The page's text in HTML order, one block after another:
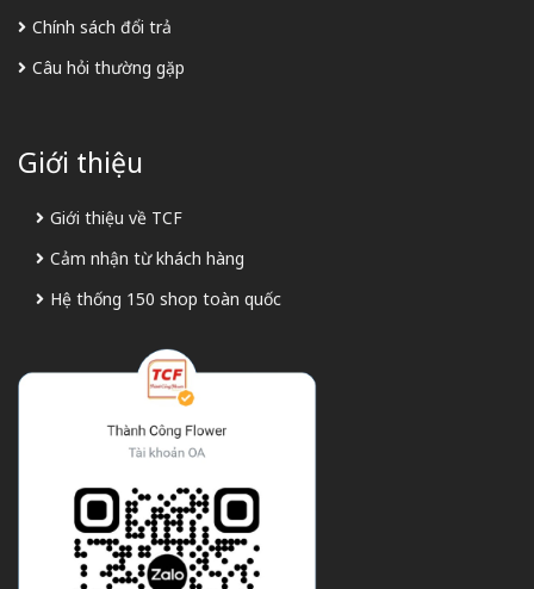
Chính sách đổi trả
Câu hỏi thường gặp
Giới thiệu
Giới thiệu về TCF
Cảm nhận từ khách hàng
Hệ thống 150 shop toàn quốc